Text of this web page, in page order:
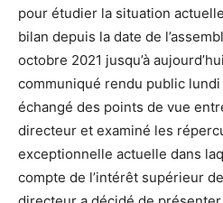
pour étudier la situation
bilan depuis la date de
octobre 2021 jusqu’à
communiqué rendu public
échangé des points de vue
directeur et examiné les
exceptionnelle actuelle dans
compte de l’intérêt supérieur